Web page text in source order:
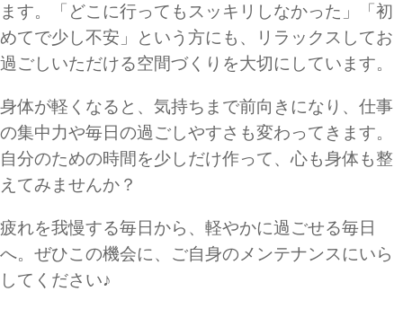
ます。「どこに行ってもスッキリしなかった」「初
めてで少し不安」という方にも、リラックスしてお
過ごしいただける空間づくりを大切にしています。
身体が軽くなると、気持ちまで前向きになり、仕事
の集中力や毎日の過ごしやすさも変わってきます。
自分のための時間を少しだけ作って、心も身体も整
えてみませんか？
疲れを我慢する毎日から、軽やかに過ごせる毎日
へ。ぜひこの機会に、ご自身のメンテナンスにいら
してください♪